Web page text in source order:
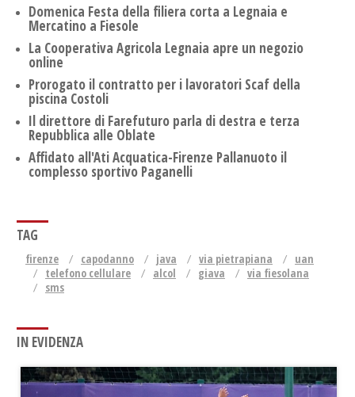
Domenica Festa della filiera corta a Legnaia e
Mercatino a Fiesole
La Cooperativa Agricola Legnaia apre un negozio
online
Prorogato il contratto per i lavoratori Scaf della
piscina Costoli
Il direttore di Farefuturo parla di destra e terza
Repubblica alle Oblate
Affidato all'Ati Acquatica-Firenze Pallanuoto il
complesso sportivo Paganelli
TAG
firenze capodanno java via pietrapiana
uan
telefono cellulare
alcol giava
via fiesolana
sms
IN EVIDENZA